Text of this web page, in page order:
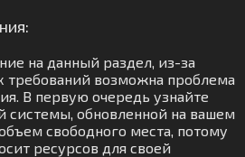
на данный раздел, из-за
требований возможна проблема
В первую очередь узнайте
системы, обновленной на вашем
свободного места, потому
ресурсов для своей